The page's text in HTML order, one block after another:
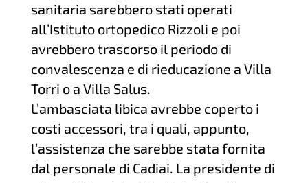
sanitaria sarebbero stati operati
all’Istituto ortopedico Rizzoli e poi
avrebbero trascorso il periodo di
convalescenza e di rieducazione a Villa
Torri o a Villa Salus.
L’ambasciata libica avrebbe coperto i
costi accessori, tra i quali, appunto,
l’assistenza che sarebbe stata fornita
dal personale di Cadiai. La presidente di